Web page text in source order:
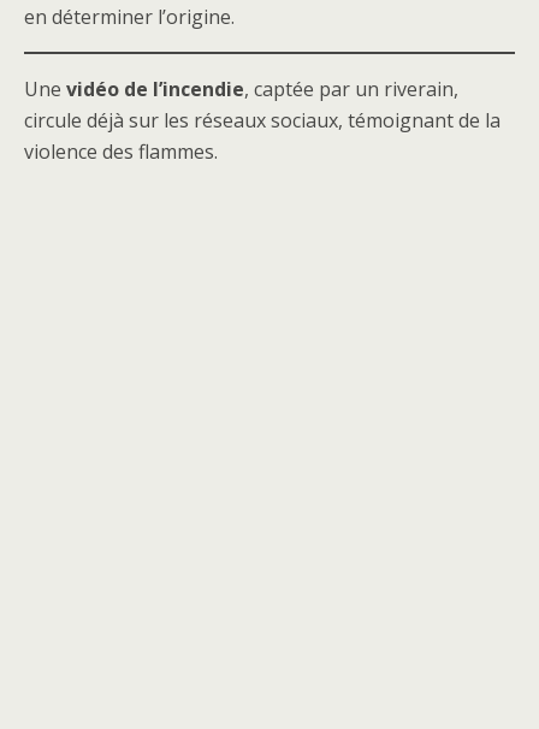
en déterminer l’origine.
Une vidéo de l’incendie, captée par un riverain,
circule déjà sur les réseaux sociaux, témoignant de la
violence des flammes.